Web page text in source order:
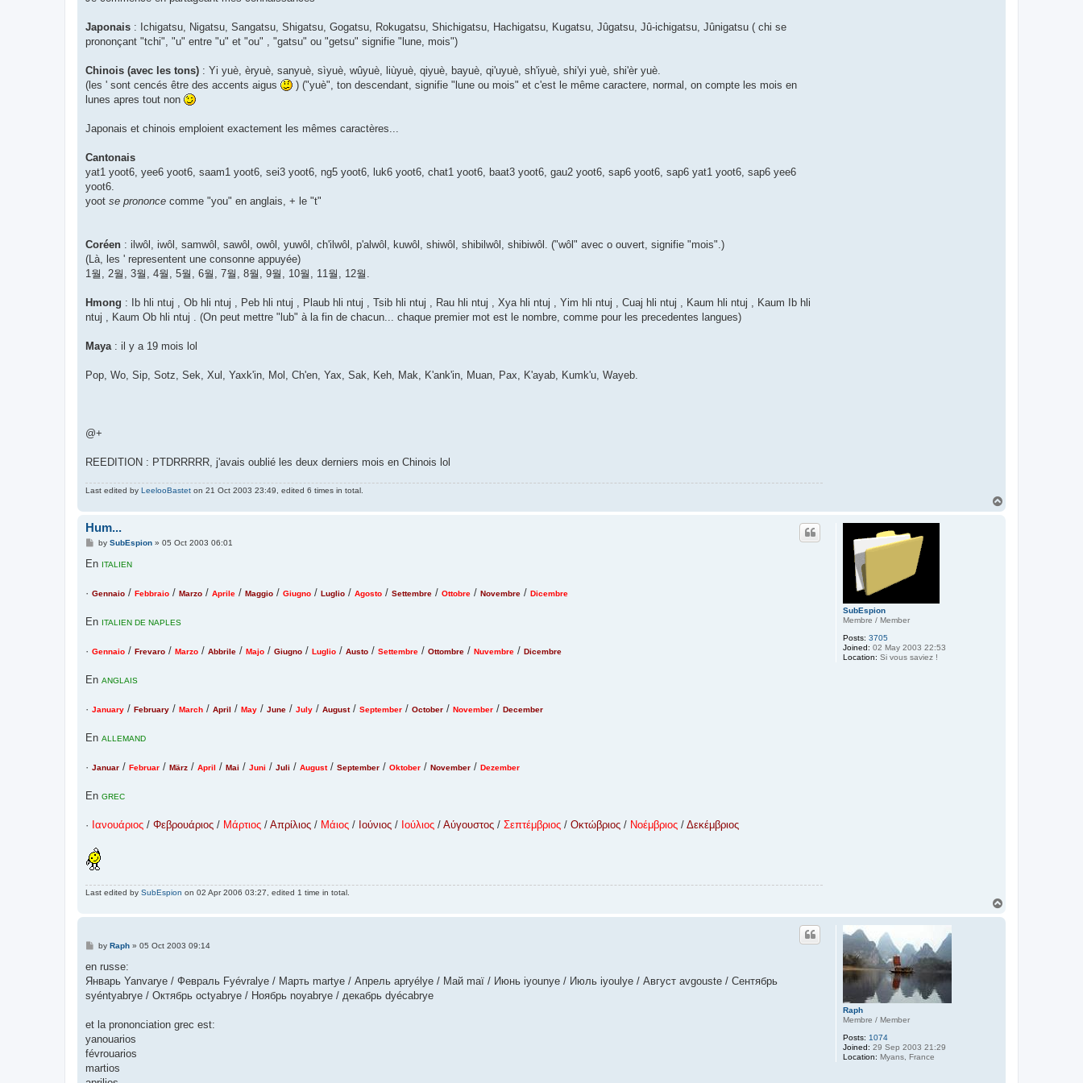
Japonais : Ichigatsu, Nigatsu, Sangatsu, Shigatsu, Gogatsu, Rokugatsu, Shichigatsu, Hachigatsu, Kugatsu, Jûgatsu, Jû-ichigatsu, Jûnigatsu ( chi se
prononçant "tchi", "u" entre "u" et "ou" , "gatsu" ou "getsu" signifie "lune, mois")
Chinois (avec les tons) : Yi yuè, èryuè, sanyuè, sìyuè, wûyuè, liùyuè, qiyuè, bayuè, qi'uyuè, sh'iyuè, shi'yi yuè, shi'èr yuè.
(les ' sont cencés être des accents aigus
) ("yuè", ton descendant, signifie "lune ou mois" et c'est le même caractere, normal, on compte les mois en
lunes apres tout non
Japonais et chinois emploient exactement les mêmes caractères...
Cantonais
yat1 yoot6, yee6 yoot6, saam1 yoot6, sei3 yoot6, ng5 yoot6, luk6 yoot6, chat1 yoot6, baat3 yoot6, gau2 yoot6, sap6 yoot6, sap6 yat1 yoot6, sap6 yee6
yoot6.
yoot se prononce comme "you" en anglais, + le "t"
Coréen : ilwôl, iwôl, samwôl, sawôl, owôl, yuwôl, ch'ilwôl, p'alwôl, kuwôl, shiwôl, shibilwôl, shibiwôl. ("wôl" avec o ouvert, signifie "mois".)
(Là, les ' representent une consonne appuyée)
1월, 2월, 3월, 4월, 5월, 6월, 7월, 8월, 9월, 10월, 11월, 12월.
Hmong : Ib hli ntuj , Ob hli ntuj , Peb hli ntuj , Plaub hli ntuj , Tsib hli ntuj , Rau hli ntuj , Xya hli ntuj , Yim hli ntuj , Cuaj hli ntuj , Kaum hli ntuj , Kaum Ib hli
ntuj , Kaum Ob hli ntuj . (On peut mettre "lub" à la fin de chacun... chaque premier mot est le nombre, comme pour les precedentes langues)
Maya : il y a 19 mois lol
Pop, Wo, Sip, Sotz, Sek, Xul, Yaxk'in, Mol, Ch'en, Yax, Sak, Keh, Mak, K'ank'in, Muan, Pax, K'ayab, Kumk'u, Wayeb.
@+
REEDITION : PTDRRRRR, j'avais oublié les deux derniers mois en Chinois lol
Last edited by LeelooBastet on 21 Oct 2003 23:49, edited 6 times in total.
SubEspion
Membre / Member
Posts: 3705
Joined: 02 May 2003 22:53
Location: Si vous saviez !
Hum...
P
s
by SubEspion» 05 Oct 2003 06:01
En ITALIEN
· Gennaio / Febbraio / Marzo / Aprile / Maggio / Giugno / Luglio / Agosto / Settembre / Ottobre / Novembre / Dicembre
En ITALIEN DE NAPLES
· Gennaio / Frevaro / Marzo / Abbrile / Majo / Giugno / Luglio / Austo / Settembre / Ottombre / Nuvembre / Dicembre
En ANGLAIS
· January / February / March / April / May / June / July / August/ September / October / November / December
En ALLEMAND
· Januar / Februar / März / April / Mai / Juni / Juli / August/ September / Oktober / November / Dezember
En GREC
· Ιανουάριος / Φεβρουάριος / Μάρτιος / Απρίλιος / Μάιος / Ιούνιος / Ιούλιος / Αύγουστος / Σεπτέμβριος / Οκτώβριος / Νοέμβριος / Δεκέμβριος
Last edited by SubEspion on 02 Apr 2006 03:27, edited 1 time in total.
Raph
Membre / Member
Posts: 1074
Joined: 29 Sep 2003 21:29
Location: Myans, France
P
s
by Raph» 05 Oct 2003 09:14
en russe:
Январь Yanvarye / Февраль Fyévralye / Марть martye / Апрель apryélye / Май maï / Июнь iyounye / Июль iyoulye / Август avgouste / Сентябрь
syéntyabrye / Октябрь octyabrye / Ноябрь noyabrye / декабрь dyécabrye
et la prononciation grec est:
yanouarios
févrouarios
martios